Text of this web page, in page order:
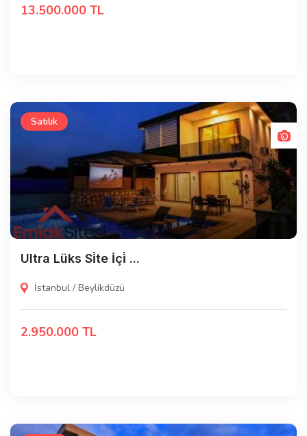
13.500.000 TL
Satılık
Ultra Lüks Si̇te İçi̇ ...
İstanbul / Beylikdüzü
2.950.000 TL